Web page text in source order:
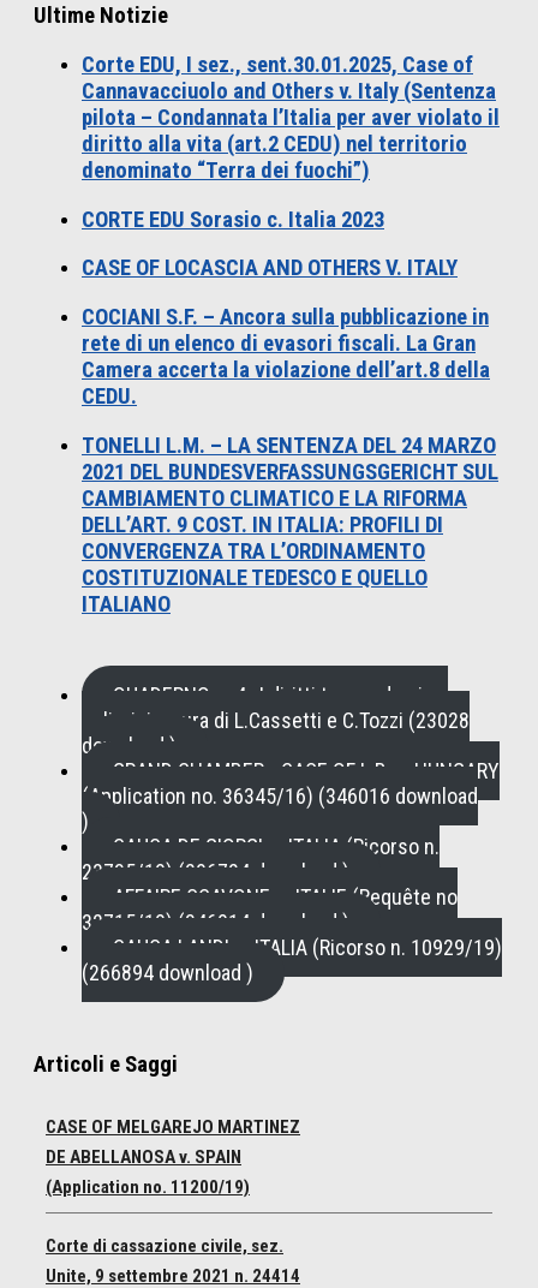
Ultime Notizie
Corte EDU, I sez., sent.30.01.2025, Case of
Cannavacciuolo and Others v. Italy (Sentenza
pilota – Condannata l’Italia per aver violato il
diritto alla vita (art.2 CEDU) nel territorio
denominato “Terra dei fuochi”)
CORTE EDU Sorasio c. Italia 2023
CASE OF LOCASCIA AND OTHERS V. ITALY
COCIANI S.F. – Ancora sulla pubblicazione in
rete di un elenco di evasori fiscali. La Gran
Camera accerta la violazione dell’art.8 della
CEDU.
TONELLI L.M. – LA SENTENZA DEL 24 MARZO
2021 DEL BUNDESVERFASSUNGSGERICHT SUL
CAMBIAMENTO CLIMATICO E LA RIFORMA
DELL’ART. 9 COST. IN ITALIA: PROFILI DI
CONVERGENZA TRA L’ORDINAMENTO
COSTITUZIONALE TEDESCO E QUELLO
ITALIANO
QUADERNO n. 4 , I diritti tra pandemia e
policrisi a cura di L.Cassetti e C.Tozzi (23028
download )
GRAND CHAMBER - CASE OF L.B. v. HUNGARY
(Application no. 36345/16) (346016 download
)
CAUSA DE GIORGI c. ITALIA (Ricorso n.
23735/19) (296724 download )
AFFAIRE SCAVONE c. ITALIE (Requête no
32715/19) (346914 download )
CAUSA LANDI c. ITALIA (Ricorso n. 10929/19)
(266894 download )
Articoli e Saggi
CASE OF MELGAREJO MARTINEZ
DE ABELLANOSA v. SPAIN
(Application no. 11200/19)
Corte di cassazione civile, sez.
Unite, 9 settembre 2021 n. 24414